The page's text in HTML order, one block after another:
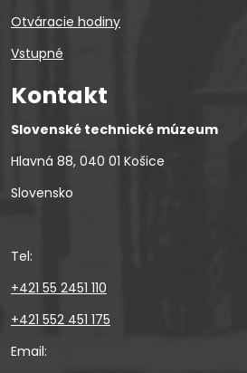
Otváracie hodiny
Vstupné
Kontakt
Slovenské technické múzeum
Hlavná 88, 040 01 Košice
Slovensko
Tel:
+421 55 2451 110
+421 552 451 175
Email: